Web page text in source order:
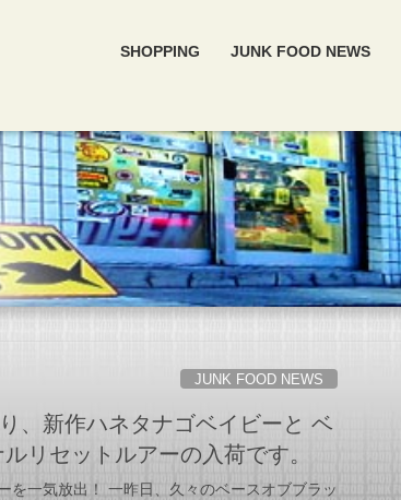
SHOPPING JUNK FOOD NEWS
JUNK FOOD NEWS
、新作ハネタナゴベイビーと ベ
リセットルアーの入荷です。
を一気放出！ 一昨日、久々のベースオブブラッ